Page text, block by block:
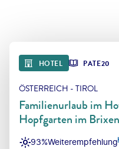
HOTEL PATE20
ÖSTERREICH - TIROL
Familienurlaub im
Hopfgarten im
Weiterempfehlung
93%